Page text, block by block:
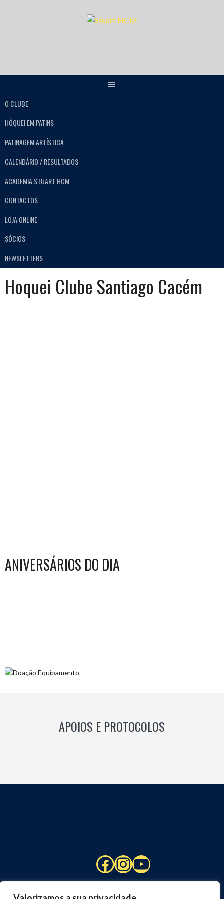
O CLUBE
HÓQUEI EM PATINS
PATINAGEM ARTÍSTICA
CALENDÁRIO / RESULTADOS
ACADEMIA STUART HCM
CONTACTOS
LOJA ONLINE
SÓCIOS
NEWSLETTERS
Hoquei Clube Santiago Cacém
ANIVERSÁRIOS DO DIA
APOIOS E PROTOCOLOS
Facebook
Instagram
YouTube